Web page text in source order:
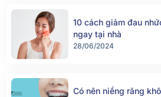
10 cách giảm đau
ngay tại nhà
28/06/2024
Có nên niềng răng